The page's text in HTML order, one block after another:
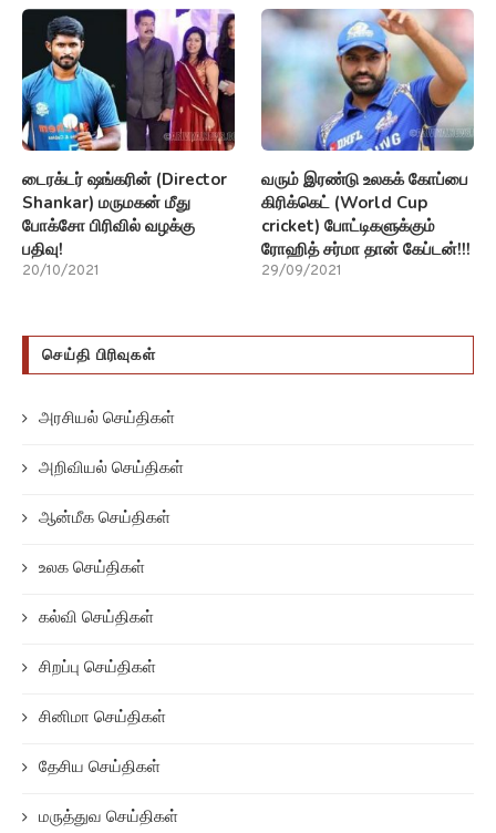
டைரக்டர் ஷங்கரின் (Director
Shankar) மருமகன் மீது
போக்சோ பிரிவில் வழக்கு
பதிவு!
20/10/2021
வரும் இரண்டு உலகக் கோப்பை
கிரிக்கெட் (World Cup
cricket) போட்டிகளுக்கும்
ரோஹித் சர்மா தான் கேப்டன்!!!
29/09/2021
செய்தி பிரிவுகள்
அரசியல் செய்திகள்
அறிவியல் செய்திகள்
ஆன்மீக செய்திகள்
உலக செய்திகள்
கல்வி செய்திகள்
சிறப்பு செய்திகள்
சினிமா செய்திகள்
தேசிய செய்திகள்
மருத்துவ செய்திகள்